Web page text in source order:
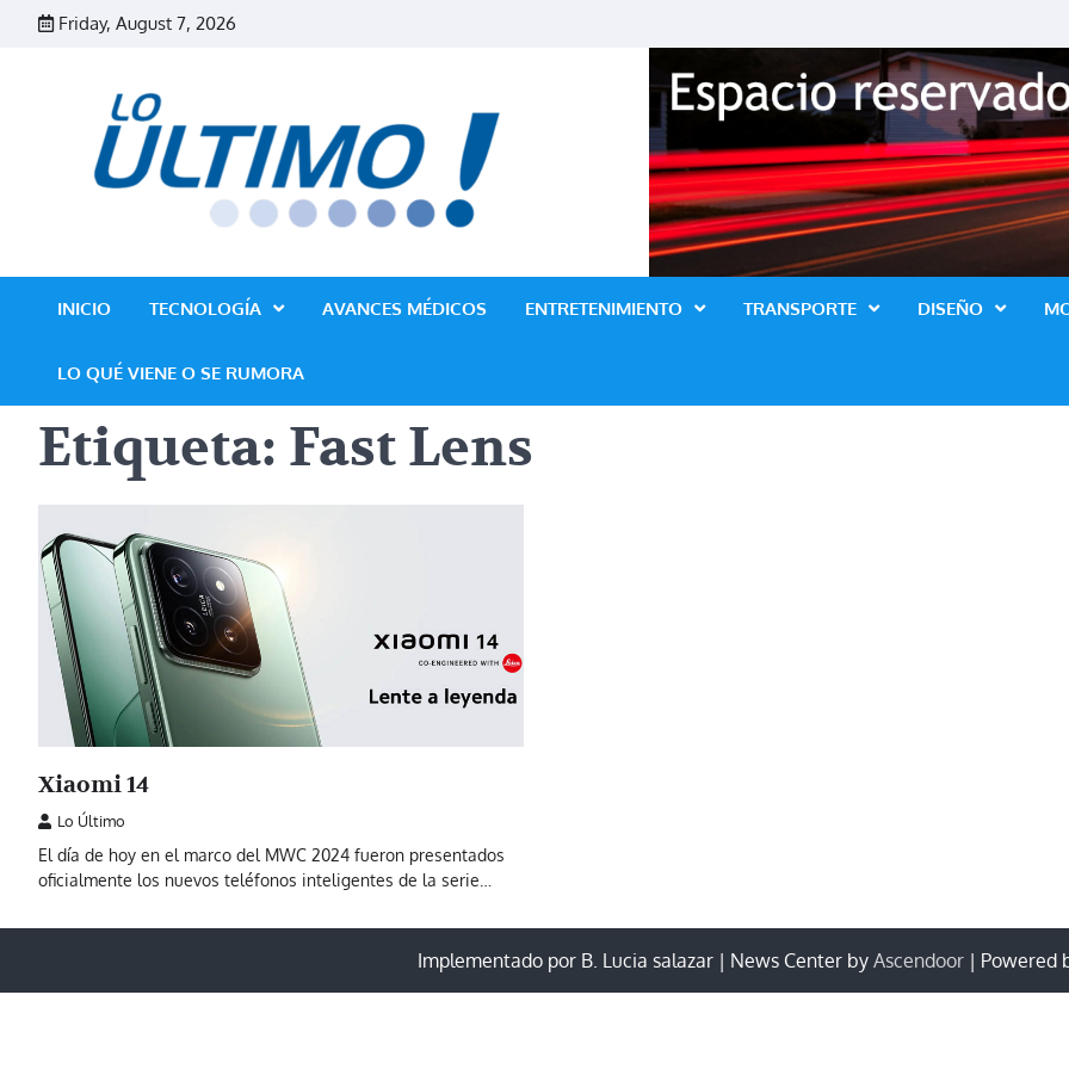
Friday, August 7, 2026
Revista Lo Ultimo
INICIO TECNOLOGÍA AVANCES MÉDICOS ENTRETENIMIENTO TRANSPORTE DISEÑO
LO QUÉ VIENE O SE RUMORA
Etiqueta: Fast Lens
Xiaomi 14
Lo Último
El día de hoy en el marco del MWC 2024 fueron presentados
oficialmente los nuevos teléfonos inteligentes de la serie…
Implementado por B. Lucia salazar | News Center by Ascendoor | Powered